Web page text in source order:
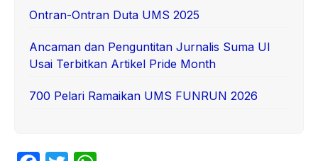
Ontran-Ontran Duta UMS 2025
Ancaman dan Penguntitan Jurnalis Suma UI
Usai Terbitkan Artikel Pride Month
700 Pelari Ramaikan UMS FUNRUN 2026